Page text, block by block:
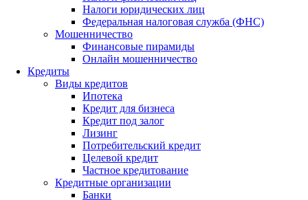
Налоги юридических лиц
Федеральная налоговая служба (ФНС)
Мошенничество
Финансовые пирамиды
Онлайн мошенничество
Кредиты
Виды кредитов
Ипотека
Кредит для бизнеса
Кредит под залог
Лизинг
Потребительский кредит
Целевой кредит
Частное кредитование
Кредитные организации
Банки